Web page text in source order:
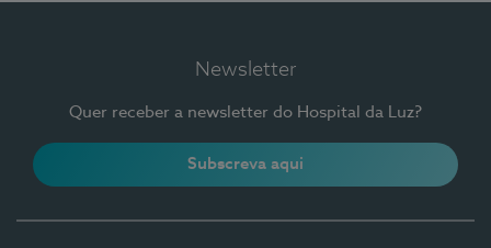
Newsletter
Quer receber a newsletter do Hospital da Luz?
Subscreva aqui